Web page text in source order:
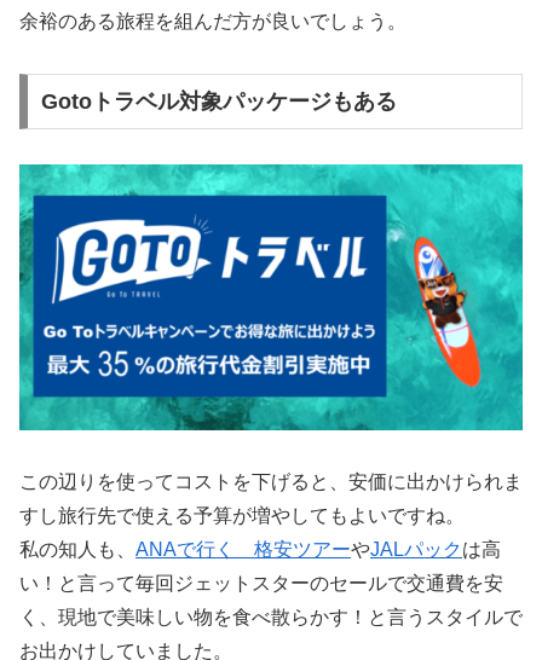
余裕のある旅程を組んだ方が良いでしょう。
Gotoトラベル対象パッケージもある
この辺りを使ってコストを下げると、安価に出かけられま
すし旅行先で使える予算が増やしてもよいですね。
私の知人も、 ANAで行く 格安ツアーやJALパックは高
い！と言って毎回ジェットスターのセールで交通費を安
く、現地で美味しい物を食べ散らかす！と言うスタイルで
お出かけしていました。